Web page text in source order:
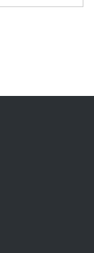
碳电力供给
公示
设提速！哈
发生系统